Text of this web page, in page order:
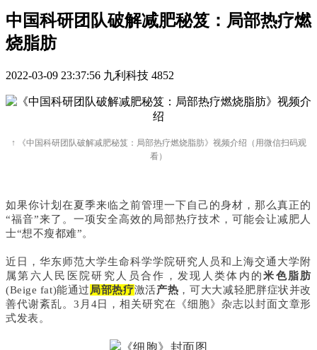
中国科研团队破解减肥秘笈：局部热疗燃
烧脂肪
2022-03-09 23:37:56 九利科技 4852
↑ 《中国科研团队破解减肥秘笈：局部热疗燃烧脂肪》视频介绍（用微信扫码观
看）
如果你计划在夏季来临之前管理一下自己的身材，那么真正的
“福音”来了。一项安全高效的局部热疗技术，可能会让减肥人
士“想不瘦都难”。
近日，华东师范大学生命科学学院研究人员和上海交通大学附
属第六人民医院研究人员合作，发现人类体内的米色脂肪
(Beige fat)能通过 局部热疗激活产热 ，可大大减轻肥胖症状并改
善代谢紊乱。3月4日，相关研究在《细胞》杂志以封面文章形
式发表。